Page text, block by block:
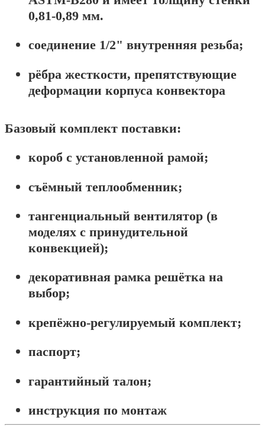
0,81-0,89 мм.
соединение 1/2" внутренняя резьба;
рёбра жесткости, препятствующие
деформации корпуса конвектора
Базовый комплект поставки:
короб с установленной рамой;
съёмный теплообменник;
тангенциальный вентилятор (в
моделях с принудительной
конвекцией);
декоративная рамка решётка на
выбор;
крепёжно-регулируемый комплект;
паспорт;
гарантийный талон;
инструкция по монтаж